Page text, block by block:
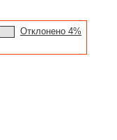
Отклонено 4%